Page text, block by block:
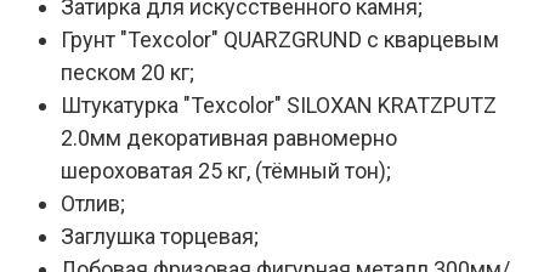
Затирка для искусственного камня;
Грунт "Texcolor" QUARZGRUND с кварцевым
песком 20 кг;
Штукатурка "Texcolor" SILOXAN KRATZPUTZ
2.0мм декоративная равномерно
шероховатая 25 кг, (тёмный тон);
Отлив;
Заглушка торцевая;